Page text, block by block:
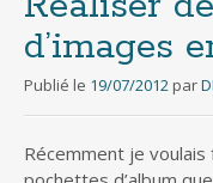
d’images
Publié le 19/07/2012 par
Récemment je